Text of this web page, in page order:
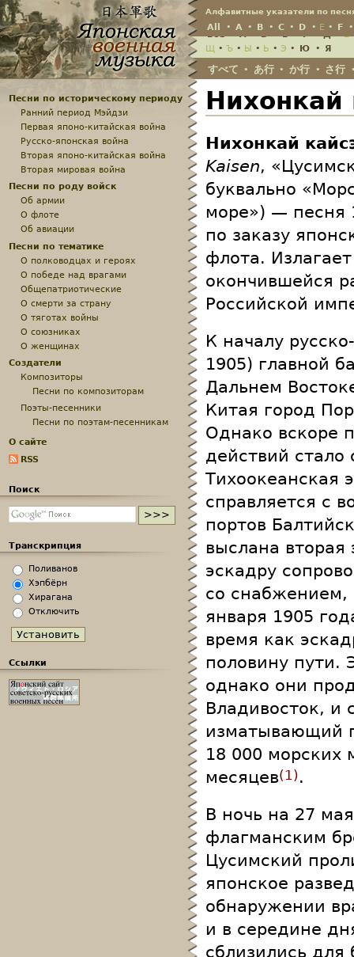
Алфавитные указатели по
All • A • B • C • D • E • F
Всё•А•Б•В•Г•Д•Е
Щ • Ъ • Ы • Ь • Э • Ю • Я
すべて • あ行 • か行 • さ行
Нихонкай
Нихонкай
Kaisen,
буквально
море») — песня
по заказу
флота.
окончившейся
Российской
К началу
1905) главной
Дальнем
Китая город
Однако вскоре
действий
Тихоокеанская
справляется с
портов
выслана
эскадру
со снабжением,
января 1905
время как
половину пути.
однако они
Владивосток, и
изматывающий
18 000 морских
месяцев 1 .
В ночь на 27
флагманским
Цусимский
японское
обнаружении
и в середине
сблизились для
Песни по историческому периоду
Ранний период Мэйдзи
Первая японо-китайская война
Русско-японская война
Вторая японо-китайская война
Вторая мировая война
Песни по роду войск
Об армии
О флоте
Об авиации
Песни по тематике
О полководцах и героях
О победе над врагами
Общепатриотические
О смерти за страну
О тяготах войны
О союзниках
О женщинах
Создатели
Композиторы
Песни по композиторам
Поэты-песенники
Песни по поэтам-песенникам
О сайте
RSS
Поиск
Транскрипция
Поливанов
Хэпбёрн
Хирагана
Отключить
Ссылки